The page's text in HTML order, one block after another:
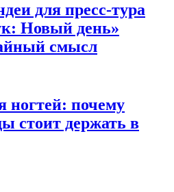
для пресс-тура
Новый день»
смысл
ногтей: почему
стоит держать в